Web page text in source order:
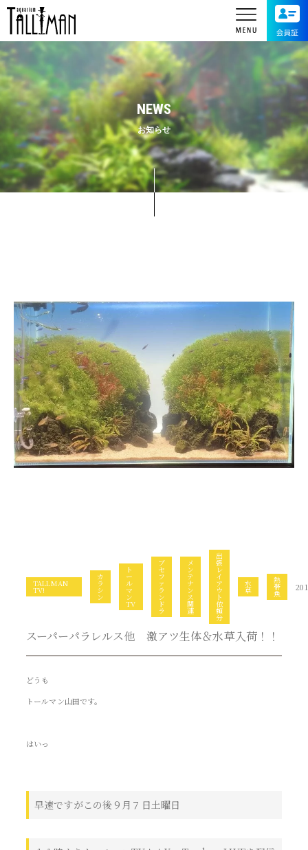
NEWS
お知らせ
TALLMAN
TV!
カ
ラ
シ
ン
ト
ー
ル
マ
ン
TV
ブ
セ
フ
ァ
ラ
ン
ド
ラ
メ
ン
テ
ナ
ン
ス
関
連
出
張
レ
イ
ア
ウ
ト
依
頼
分
水
草
熱
帯
魚
スーパーパラレルス他 激アツ生体＆水草入荷！！
どうも
トールマン山田です。
はいっ
早速ですがこの後９月７日土曜日